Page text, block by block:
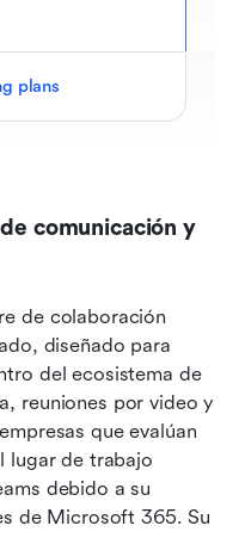
plans
comunicación y
de colaboración
diseñado para
del ecosistema de
reuniones por video y
que evalúan
lugar de trabajo
debido a su
de Microsoft 365. Su